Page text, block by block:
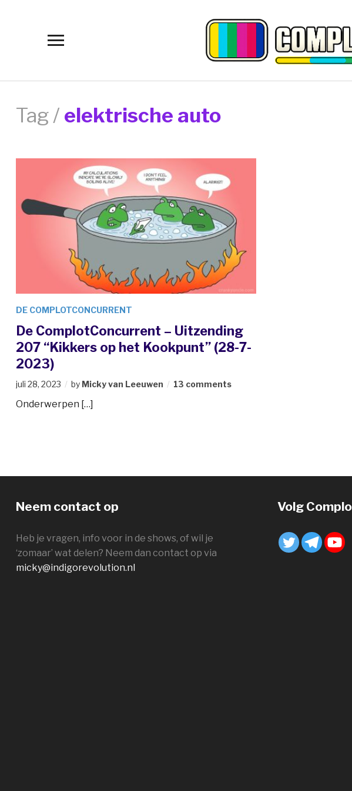
Toggle
Tag / elektrische auto
DE COMPLOTCONCURRENT
De ComplotConcurrent – Uitzending
207 “Kikkers op het Kookpunt” (28-7-
2023)
juli 28, 2023 by Micky van Leeuwen 13 comments
Onderwerpen […]
Neem contact op
Heb je vragen, info voor in de shows, of wil je
‘zomaar’ wat delen? Neem dan contact op via
micky@indigorevolution.nl
Volg